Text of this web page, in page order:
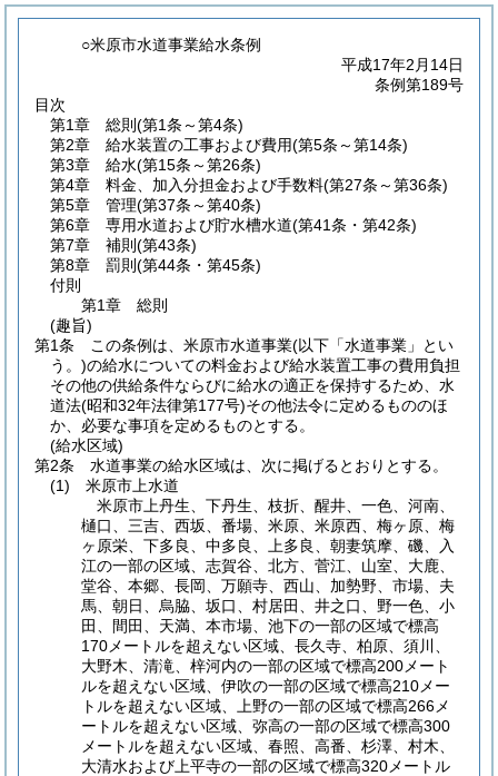
○米原市水道事業給水条例
平成17年2月14日
条例第189号
目次
第1章
総則 (第1条～第4条)
第2章
給水装置の工事および費用(第5条～第14条)
第3章
給水(第15条～第26条)
第4章
料金、加入分担金および手数料(第27条～第36条)
第5章
管理(第37条～第40条)
第6章
専用水道および貯水槽水道(第41条・第42条)
第7章
補則 (第43条)
第8章
罰則 (第44条・第45条)
付則
第1章
総則
(趣旨)
第1条
この条例は、米原市水道事業(以下「水道事業」とい
う。)の給水についての料金および給水装置工事の費用負担
その他の供給条件ならびに給水の適正を保持するため、水
道法(昭和32年法律第177号)その他法令に定めるもののほ
か、必要な事項を定めるものとする。
(給水区域)
第2条
水道事業の給水区域は、次に掲げるとおりとする。
(1)
米原市上水道
米原市上丹生、下丹生、枝折、醒井、一色、河南、
樋口、三吉、西坂、番場、米原、米原西、梅ヶ原、梅
ヶ原栄、下多良、中多良、上多良、朝妻筑摩、磯、入
江の一部の区域、志賀谷、北方、菅江、山室、大鹿、
堂谷、本郷、長岡、万願寺、西山、加勢野、市場、夫
馬、朝日、烏脇、坂口、村居田、井之口、野一色、小
田、間田、天満、本市場、池下の一部の区域で標高
170メートルを超えない区域、長久寺、柏原、須川、
大野木、清滝、梓河内の一部の区域で標高200メート
ルを超えない区域、伊吹の一部の区域で標高210メー
トルを超えない区域、上野の一部の区域で標高266メ
ートルを超えない区域、弥高の一部の区域で標高300
メートルを超えない区域、春照、高番、杉澤、村木、
大清水および上平寺の一部の区域で標高320メートル